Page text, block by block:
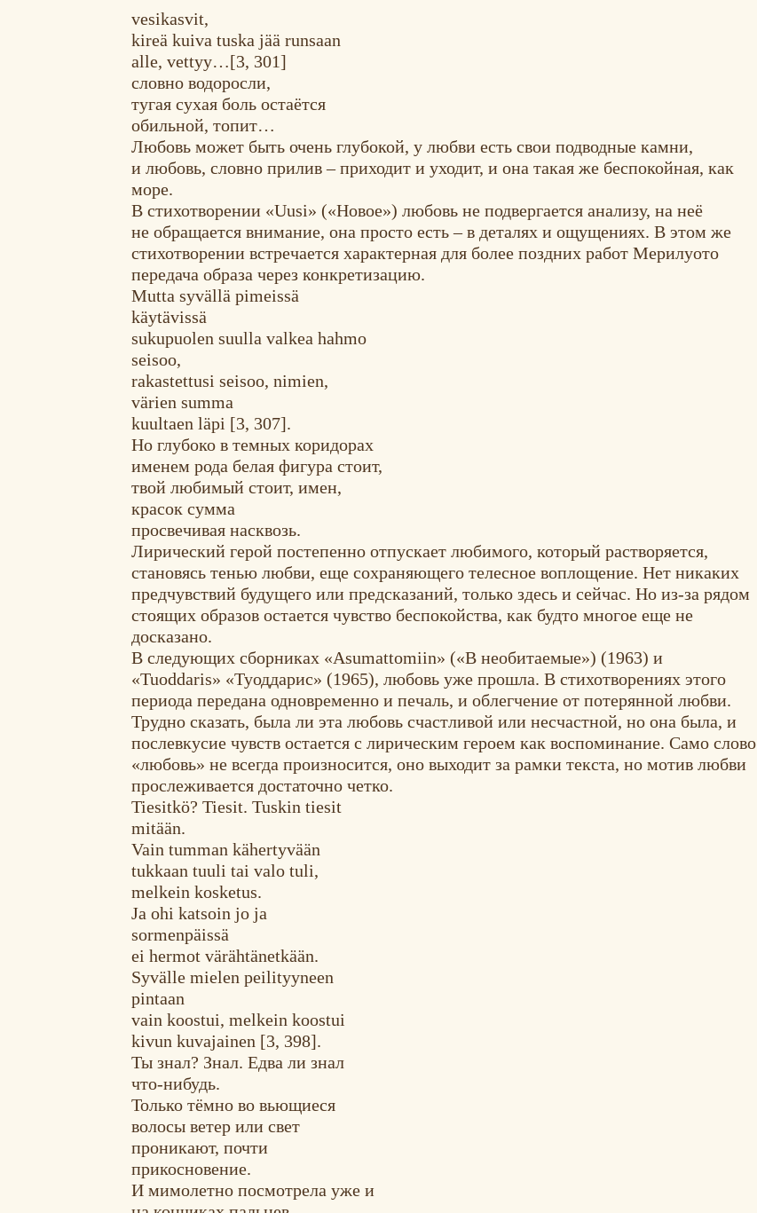
vesikasvit,
kireä kuiva tuska jää runsaan
alle, vettyy…[3, 301]
словно водоросли,
тугая сухая боль остаётся
обильной, топит…
Любовь может быть очень глубокой, у любви есть свои подводные камни,
и любовь, словно прилив – приходит и уходит, и она такая же беспокойная, как
море.
В стихотворении «Uusi» («Новое») любовь не подвергается анализу, на неё
не обращается внимание, она просто есть – в деталях и ощущениях. В этом же
стихотворении встречается характерная для более поздних работ Мерилуото
передача образа через конкретизацию.
Mutta syvällä pimeissä
käytävissä
sukupuolen suulla valkea hahmo
seisoo,
rakastettusi seisoo, nimien,
värien summa
kuultaen läpi [3, 307].
Но глубоко в темных коридорах
именем рода белая фигура стоит,
твой любимый стоит, имен,
красок сумма
просвечивая насквозь.
Лирический герой постепенно отпускает любимого, который растворяется,
становясь тенью любви, еще сохраняющего телесное воплощение. Нет никаких
предчувствий будущего или предсказаний, только здесь и сейчас. Но из-за рядом
стоящих образов остается чувство беспокойства, как будто многое еще не
досказано.
В следующих сборниках «Asumattomiin» («В необитаемые») (1963) и
«Tuoddaris» «Туоддарис» (1965), любовь уже прошла. В стихотворениях этого
периода передана одновременно и печаль, и облегчение от потерянной любви.
Трудно сказать, была ли эта любовь счастливой или несчастной, но она была, и
послевкусие чувств остается с лирическим героем как воспоминание. Само слово
«любовь» не всегда произносится, оно выходит за рамки текста, но мотив любви
прослеживается достаточно четко.
Tiesitkö? Tiesit. Tuskin tiesit
mitään.
Vain tumman kähertyvään
tukkaan tuuli tai valo tuli,
melkein kosketus.
Ja ohi katsoin jo ja
sormenpäissä
ei hermot värähtänetkään.
Syvälle mielen peilityyneen
pintaan
vain koostui, melkein koostui
kivun kuvajainen [3, 398].
Ты знал? Знал. Едва ли знал
что-нибудь.
Только тёмно во вьющиеся
волосы ветер или свет
проникают, почти
прикосновение.
И мимолетно посмотрела уже и